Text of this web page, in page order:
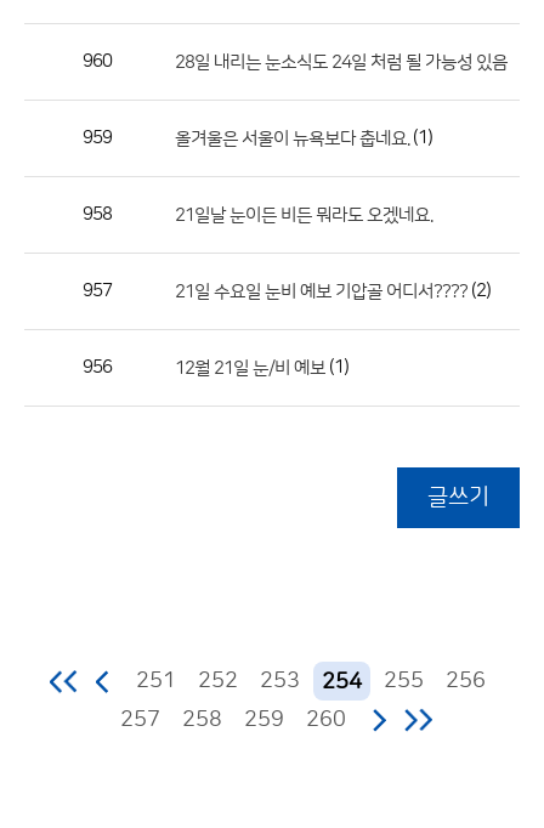
공
960 28일 내리는 눈소식도 24일 처럼 될 가능성 있음
959 올겨울은 서울이 뉴욕보다 춥네요. (1)
958 21일날 눈이든 비든 뭐라도 오겠네요.
957 21일 수요일 눈비 예보 기압골 어디서???? (2)
956 12월 21일 눈/비 예보 (1)
글쓰기
251 252 253 254 255
256
257
258 259 260